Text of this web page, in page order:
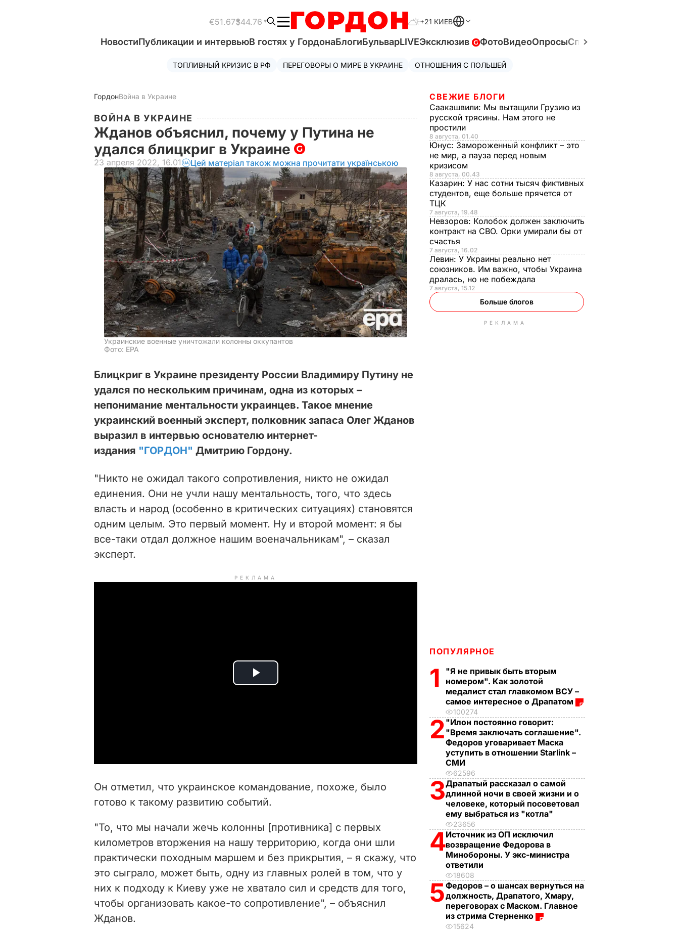
€51.67$44.76 +21 КИЕВ
НовостиПубликации и интервьюВ гостях у ГордонаБлогиБульварLIVEЭксклюзив ФотоВидеоОпросыСпецпроекты
ТОПЛИВНЫЙ КРИЗИС В РФ ПЕРЕГОВОРЫ О МИРЕ В УКРАИНЕ ОТНОШЕНИЯ С ПОЛЬШЕЙ
ГордонВойна в Украине
ВОЙНА В УКРАИНЕ
Жданов объяснил, почему у Путина не
удался блицкриг в Украине
23 апреля 2022, 16.01 Цей матеріал також можна прочитати українською
Украинские военные уничтожали колонны оккупантов
Фото: ЕРА
Блицкриг в Украине президенту России Владимиру Путину не
удался по нескольким причинам, одна из которых –
непонимание ментальности украинцев. Такое мнение
украинский военный эксперт, полковник запаса Олег Жданов
выразил в интервью основателю интернет-
издания "ГОРДОН" Дмитрию Гордону.
"Никто не ожидал такого сопротивления, никто не ожидал
единения. Они не учли нашу ментальность, того, что здесь
власть и народ (особенно в критических ситуациях) становятся
одним целым. Это первый момент. Ну и второй момент: я бы
все-таки отдал должное нашим военачальникам", – сказал
эксперт.
РЕКЛАМА
P
i
d
e
o
Он отметил, что украинское командование, похоже, было
готово к такому развитию событий.
"То, что мы начали жечь колонны [противника] с первых
километров вторжения на нашу территорию, когда они шли
практически походным маршем и без прикрытия, – я скажу, что
это сыграло, может быть, одну из главных ролей в том, что у
них к подходу к Киеву уже не хватало сил и средств для того,
чтобы организовать какое-то сопротивление", – объяснил
Жданов.
СВЕЖИЕ БЛОГИ
Саакашвили: Мы вытащили Грузию из
русской трясины. Нам этого не
простили
8 августа, 01.40
Юнус: Замороженный конфликт – это
не мир, а пауза перед новым
кризисом
8 августа, 00.43
Казарин: У нас сотни тысяч фиктивных
студентов, еще больше прячется от
ТЦК
7 августа, 19.48
Невзоров: Колобок должен заключить
контракт на СВО. Орки умирали бы от
счастья
7 августа, 16.02
Левин: У Украины реально нет
союзников. Им важно, чтобы Украина
дралась, но не побеждала
7 августа, 15.12
Больше блогов
РЕКЛАМА
ПОПУЛЯРНОЕ
1
"Я не привык быть вторым
номером". Как золотой
медалист стал главкомом ВСУ –
самое интересное о Драпатом
100274
2 "Илон постоянно говорит:
"Время заключать соглашение".
Федоров уговаривает Маска
уступить в отношении Starlink –
СМИ
62596
3Драпатый рассказал о самой
длинной ночи в своей жизни и о
человеке, который посоветовал
ему выбраться из "котла"
23656
4Источник из ОП исключил
возвращение Федорова в
Минобороны. У экс-министра
ответили
18608
5Федоров – о шансах вернуться на
должность, Драпатого, Хмару,
переговорах с Маском. Главное
из стрима Стерненко
15624